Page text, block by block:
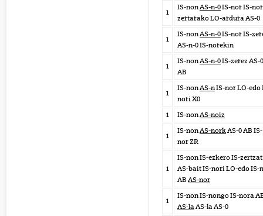
1
IS-nonAS-n-0IS-nor IS-
zertarako LO-ardura AS-0
1
IS-nonAS-n-0IS-nor IS-
AS-n-0 IS-norekin
1
IS-nonAS-n-0IS-zerez AS-0
AB
1
IS-nonAS-nIS-nor LO-edo
nori X0
1
IS-nonAS-noiz
1
IS-nonAS-norkAS-0 AB IS-
nor ZR
1
IS-non IS-ezkero IS-zertzat
AS-bait IS-nori LO-edo IS-
AB AS-nor
1
IS-non IS-nongo IS-nora
AS-laAS-la AS-0